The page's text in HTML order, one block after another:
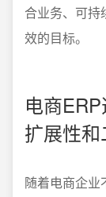
合业务、可持
效的目标。
电商
扩展性和
随着电商企业